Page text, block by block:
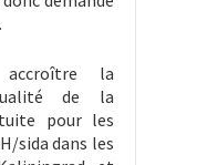
la
de la
pour les
sida dans les